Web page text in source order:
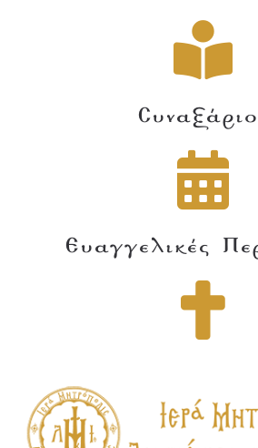
Ευαγγελικές